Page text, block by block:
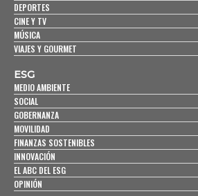
DEPORTES
CINE Y TV
MÚSICA
VIAJES Y GOURMET
ESG
MEDIO AMBIENTE
SOCIAL
GOBERNANZA
MOVILIDAD
FINANZAS SOSTENIBLES
INNOVACIÓN
EL ABC DEL ESG
OPINIÓN